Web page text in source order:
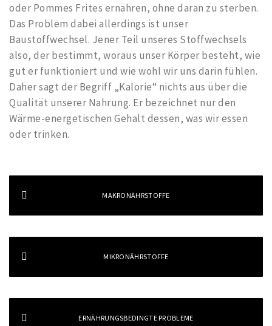
oder Pommes Frites ernähren, ohne daran zu sterben.
Das Problem dabei allerdings ist unser
Baustoffwechsel. Jener Teil unseres Stoffwechsels
also, der bestimmt, woraus unser Körper besteht, wie
gut er funktioniert und wie wohl wir uns darin fühlen.
Daher sagt der Begriff „Kalorie“ nichts aus über die
Qualität unserer Nahrung. Er bezeichnet nur den
Wärme-energetischen Gehalt dessen, was wir essen
oder trinken.
MAKRONÄHRSTOFFE
MIKRONÄHRSTOFFE
ERNÄHRUNGSBEDINGTE PROBLEME